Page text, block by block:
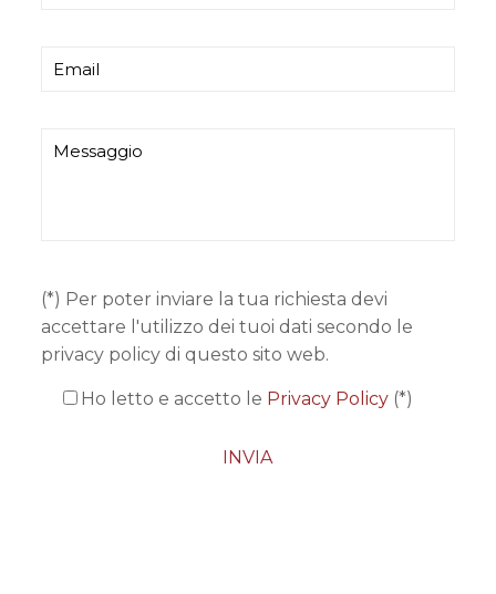
(*) Per poter inviare la tua richiesta devi
accettare l'utilizzo dei tuoi dati secondo le
privacy policy di questo sito web.
Ho letto e accetto le Privacy Policy(*)